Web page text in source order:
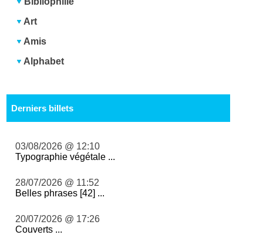
Art
Amis
Alphabet
Derniers billets
03/08/2026 @ 12:10
Typographie végétale ...
28/07/2026 @ 11:52
Belles phrases [42] ...
20/07/2026 @ 17:26
Couverts ...